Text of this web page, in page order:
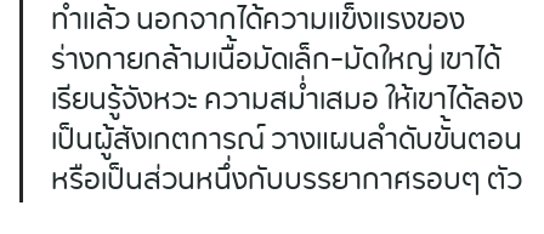
ทำแล้ว นอกจากได้ความแข็งแรงของ
ร่างกายกล้ามเนื้อมัดเล็ก-มัดใหญ่ เขาได้
เรียนรู้จังหวะ ความสม่ำเสมอ ให้เขาได้ลอง
เป็นผู้สังเกตการณ์ วางแผนลำดับขั้นตอน
หรือเป็นส่วนหนึ่งกับบรรยากาศรอบๆ ตัว